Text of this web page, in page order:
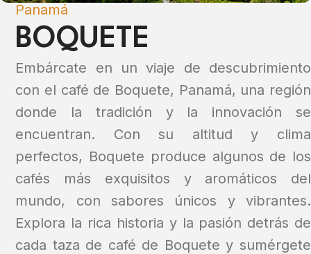
Panamá
BOQUETE
Embárcate en un viaje de descubrimiento
con el café de Boquete, Panamá, una región
donde la tradición y la innovación se
encuentran. Con su altitud y clima
perfectos, Boquete produce algunos de los
cafés más exquisitos y aromáticos del
mundo, con sabores únicos y vibrantes.
Explora la rica historia y la pasión detrás de
cada taza de café de Boquete y sumérgete